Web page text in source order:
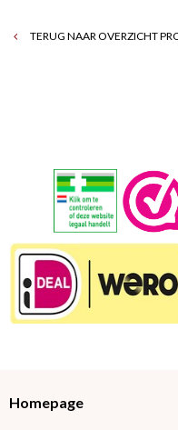
TERUG NAAR OVERZICHT
Homepage